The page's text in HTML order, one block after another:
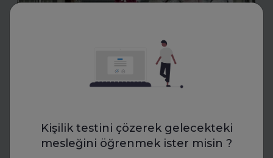
Kişilik testini çözerek gelecekteki
mesleğini öğrenmek ister misin ?
Uzman Koçlarla Geleceğe
Hazırlık: FurtherUp'tan Öğrenci
Uzman koçlarla geleceğe hazırlanın. FurtherUp’ın
öğrenci ve kariyer koçluğu ile hedeflerinizi netleştirin,